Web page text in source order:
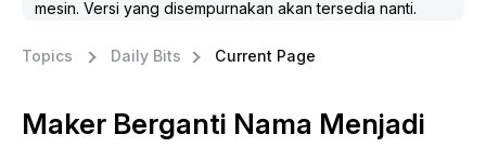
mesin. Versi yang disempurnakan akan tersedia nanti.
Topics Daily Bits Current Page
Maker Berganti Nama Menjadi